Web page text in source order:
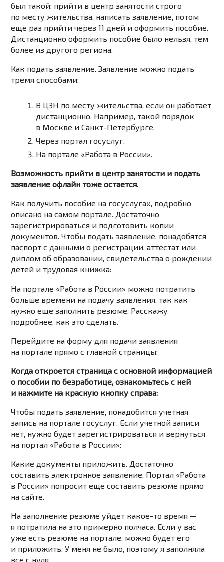
был такой: прийти в центр занятости строго
по месту жительства, написать заявление, потом
еще раз прийти через 11 дней и оформить пособие.
Дистанционно оформить пособие было нельзя, тем
более из другого региона.
Как подать заявление. Заявление можно подать
тремя способами:
В ЦЗН по месту жительства, если он работает
дистанционно. Например, такой порядок
в Москве иСанкт-Петербурге.
Через портал госуслуг.
На портале «Работа в России».
Возможность прийти в центр занятости и подать
заявление офлайн тоже остается.
Как получить пособие на госуслугах, подробно
описано на самом портале. Достаточно
зарегистрироваться и подготовить копии
документов. Чтобы подать заявление, понадобятся
паспорт с данными о регистрации, аттестат или
диплом об образовании, свидетельства о рождении
детей и трудовая книжка:
На портале «Работа в России» можно потратить
больше времени на подачу заявления, так как
нужно еще заполнить резюме. Расскажу
подробнее, как это сделать.
Перейдите на форму для подачи заявления
на портале прямо с главной страницы:
Когда откроется страница с основной информацией
о пособии по безработице, ознакомьтесь с ней
и нажмите на красную кнопку справа:
Чтобы подать заявление, понадобится учетная
запись на портале госуслуг. Если учетной записи
нет, нужно будет зарегистрироваться и вернуться
на портал «Работа в России»:
Какие документы приложить. Достаточно
составить электронное заявление. Портал «Работа
в России» попросит еще составить резюме прямо
на сайте.
На заполнение резюме уйдет какое-то время —
я потратила на это примерно полчаса. Если у вас
уже есть резюме на портале, можно будет его
и приложить. У меня не было, поэтому я заполняла
все с нуля.